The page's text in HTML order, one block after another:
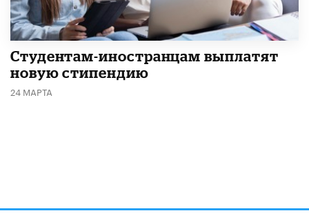
Студентам-иностранцам выплатят
новую стипендию
24 МАРТА